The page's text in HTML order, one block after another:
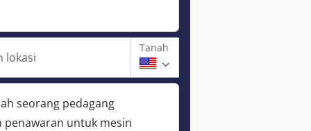
lokasi
Tanah
seorang pedagang
penawaran untuk mesin